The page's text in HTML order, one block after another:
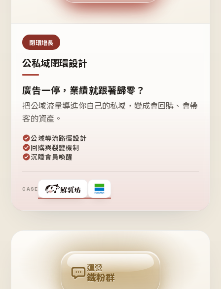
公域流量
私域鐵粉
閉環增長
公私域閉環設計
廣告一停，業績就跟著歸零？
把公域流量導進你自己的私域，變成會回購、會帶
客的資產。
公域導流路徑設計
回購與裂變機制
沉睡會員喚醒
CASE
❤
粉
回
購
運營
鐵粉群